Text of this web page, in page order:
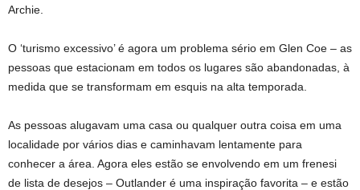
Archie.
O ‘turismo excessivo’ é agora um problema sério em Glen Coe – as
pessoas que estacionam em todos os lugares são abandonadas, à
medida que se transformam em esquis na alta temporada.
As pessoas alugavam uma casa ou qualquer outra coisa em uma
localidade por vários dias e caminhavam lentamente para
conhecer a área. Agora eles estão se envolvendo em um frenesi
de lista de desejos – Outlander é uma inspiração favorita – e estão